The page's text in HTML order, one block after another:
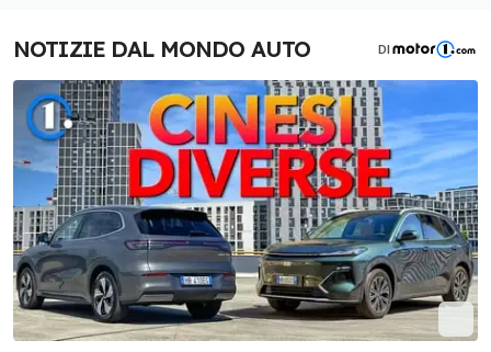
NOTIZIE DAL MONDO AUTO DI